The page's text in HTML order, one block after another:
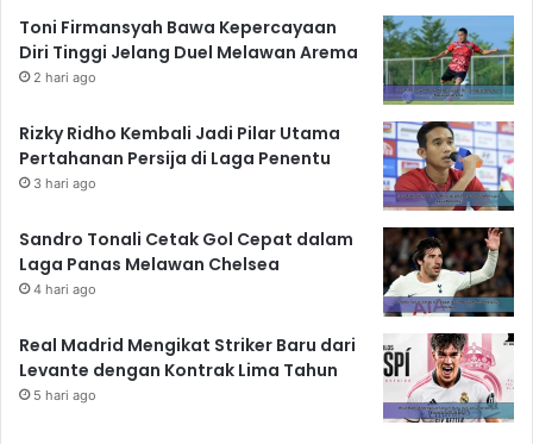
Toni Firmansyah Bawa Kepercayaan
Diri Tinggi Jelang Duel Melawan Arema
2 hari ago
Rizky Ridho Kembali Jadi Pilar Utama
Pertahanan Persija di Laga Penentu
3 hari ago
Sandro Tonali Cetak Gol Cepat dalam
Laga Panas Melawan Chelsea
4 hari ago
Real Madrid Mengikat Striker Baru dari
Levante dengan Kontrak Lima Tahun
5 hari ago